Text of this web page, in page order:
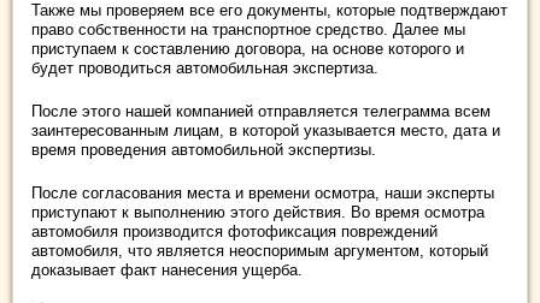
Также мы проверяем все его документы, которые подтверждают
право собственности на транспортное средство. Далее мы
приступаем к составлению договора, на основе которого и
будет проводиться автомобильная экспертиза.
После этого нашей компанией отправляется телеграмма всем
заинтересованным лицам, в которой указывается место, дата и
время проведения автомобильной экспертизы.
После согласования места и времени осмотра, наши эксперты
приступают к выполнению этого действия. Во время осмотра
автомобиля производится фотофиксация повреждений
автомобиля, что является неоспоримым аргументом, который
доказывает факт нанесения ущерба.